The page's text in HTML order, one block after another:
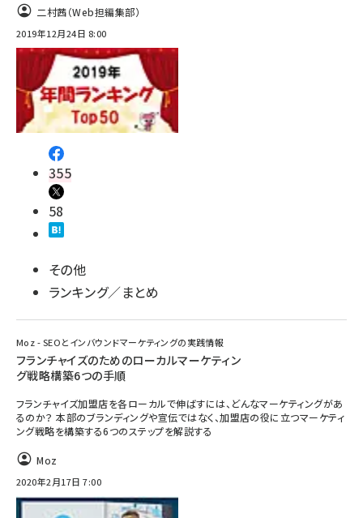
二村茜（Web担編集部）
2019年12月24日 8:00
355
58
その他
ランキング／まとめ
Moz - SEOとインバウンドマーケティングの実践情報
フランチャイズのためのローカルマーケティン
グ戦略構築6つの手順
フランチャイズ加盟店を各ローカルで伸ばすには、どんなマーケティングがあ
るのか？ 本部のブランディングや宣伝ではなく、加盟店の役に立つマーケティ
ング戦略を構築する6つのステップを解説する
Moz
2020年2月17日 7:00